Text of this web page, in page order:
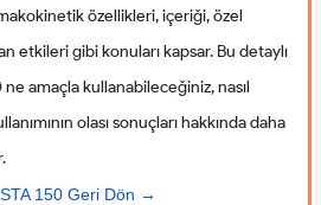
özellikleri, içeriği, özel
etkileri gibi konuları kapsar. Bu detaylı
amaçla kullanabileceğiniz, nasıl
olası sonuçları hakkında daha
150 Geri Dön →